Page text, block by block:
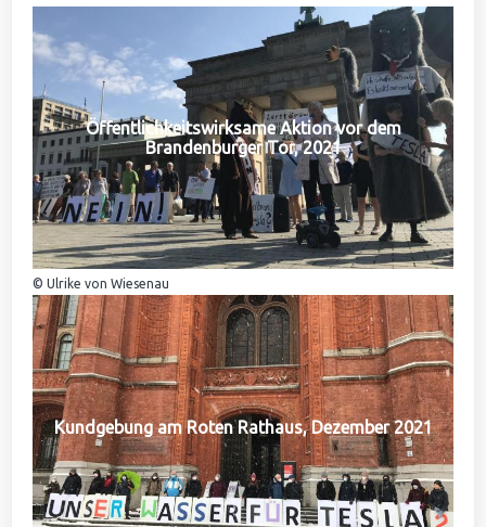
Öffentlichkeitswirksame Aktion vor dem
Brandenburger Tor, 2021
© Ulrike von Wiesenau
Kundgebung am Roten Rathaus, Dezember 2021